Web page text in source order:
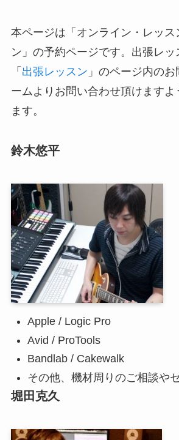
本ページは「オンライン・レッス
ン」の予約ページです。出張レ
「 出張レッスン 」のページ内の
ームよりお問い合わせ頂けますよ
ます。
鈴木悠平
Apple / Logic Pro
Avid / ProTools
Bandlab / Cakewalk
その他、機材周りのご相談や
堀田克久